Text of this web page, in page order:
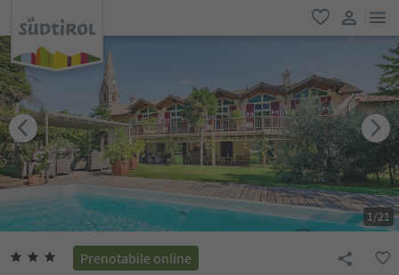
favoriti
user link
1/21
Prenotabile online